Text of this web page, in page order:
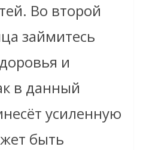
Во второй
займитесь
и
в данный
усиленную
быть